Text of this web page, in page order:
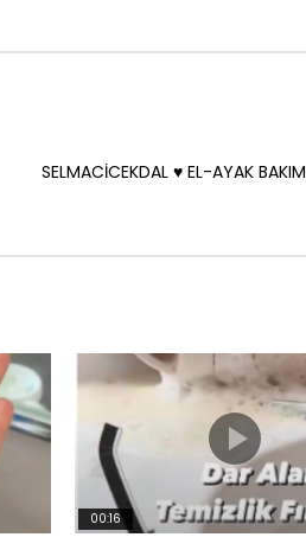
SELMACİCEKDAL ♥️ EL-AYAK BAKIM
00:16